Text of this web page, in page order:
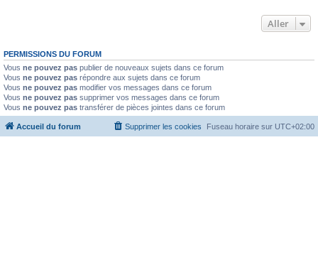
Aller
PERMISSIONS DU FORUM
Vous ne pouvez pas publier de nouveaux sujets dans ce forum
Vous ne pouvez pas répondre aux sujets dans ce forum
Vous ne pouvez pas modifier vos messages dans ce forum
Vous ne pouvez pas supprimer vos messages dans ce forum
Vous ne pouvez pas transférer de pièces jointes dans ce forum
Accueil du forum Fuseau horaire sur UTC+02:00
Supprimer les cookies